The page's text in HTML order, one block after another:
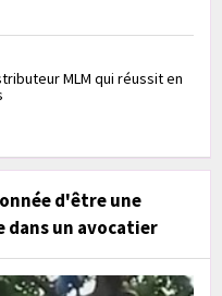
MLM qui réussit en
d'être une
dans un avocatier